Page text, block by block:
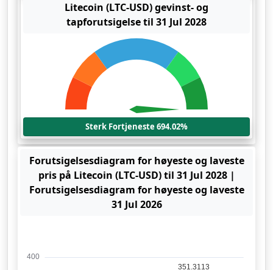
Litecoin (LTC-USD) gevinst- og
tapforutsigelse til 31 Jul 2028
Sterk Fortjeneste 694.02%
Forutsigelsesdiagram for høyeste og laveste
pris på Litecoin (LTC-USD) til 31 Jul 2028 |
Forutsigelsesdiagram for høyeste og laveste
31 Jul 2026